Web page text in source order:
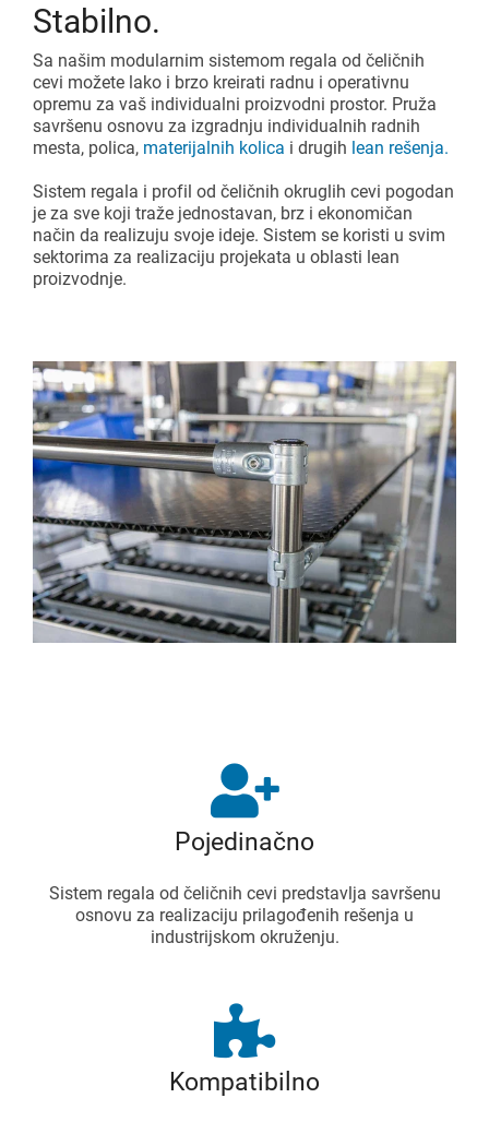
Montažne linije
Gravitacioni valjkasti transporter
Karakuri
FIFO stanica
PREGLED
Pokrenite lean projekat
PREGLED
Stabilno.
Sa našim modularnim sistemom regala od čeličnih
cevi možete lako i brzo kreirati radnu i operativnu
opremu za vaš individualni proizvodni prostor. Pruža
savršenu osnovu za izgradnju individualnih radnih
mesta, polica, materijalnih kolica i drugih lean rešenja.
Sistem regala i profil od čeličnih okruglih cevi pogodan
je za sve koji traže jednostavan, brz i ekonomičan
način da realizuju svoje ideje. Sistem se koristi u svim
sektorima za realizaciju projekata u oblasti lean
proizvodnje.
Pojedinačno
Sistem regala od čeličnih cevi predstavlja savršenu
osnovu za realizaciju prilagođenih rešenja u
industrijskom okruženju.
Kompatibilno